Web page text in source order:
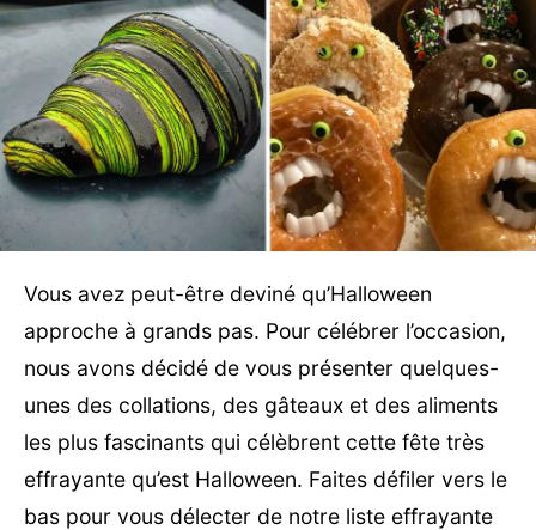
Vous avez peut-être deviné qu’Halloween
approche à grands pas. Pour célébrer l’occasion,
nous avons décidé de vous présenter quelques-
unes des collations, des gâteaux et des aliments
les plus fascinants qui célèbrent cette fête très
effrayante qu’est Halloween. Faites défiler vers le
bas pour vous délecter de notre liste effrayante